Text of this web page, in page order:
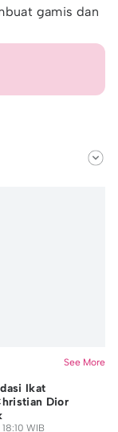
gamis dan
See More
Ikat
Dior
WIB